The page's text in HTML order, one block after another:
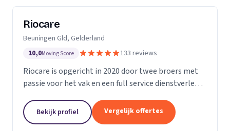
Riocare
Beuningen Gld, Gelderland
10,0Moving Score 133 reviews
Riocare is opgericht in 2020 door twee broers met
passie voor het vak en een full service dienstverlener
leveren diensten op het gebied van...
Bekijk profiel Vergelijk offertes